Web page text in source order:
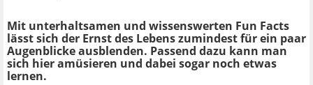
Mit unterhaltsamen und wissenswerten Fun Facts
lässt sich der Ernst des Lebens zumindest für ein paar
Augenblicke ausblenden. Passend dazu kann man
sich hier amüsieren und dabei sogar noch etwas
lernen.